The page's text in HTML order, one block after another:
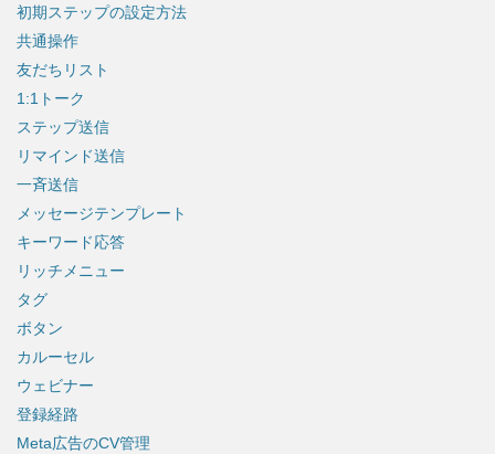
初期ステップの設定方法
共通操作
友だちリスト
1:1トーク
ステップ送信
リマインド送信
一斉送信
メッセージテンプレート
キーワード応答
リッチメニュー
タグ
ボタン
カルーセル
ウェビナー
登録経路
Meta広告のCV管理